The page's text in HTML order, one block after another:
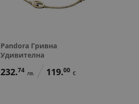
Pandora Гривна
Удивителна
232.74 лв. 119.00 €